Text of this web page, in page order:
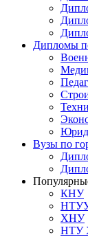
Дипломы
Вузы по
КНУ
ХНУ
НТУ